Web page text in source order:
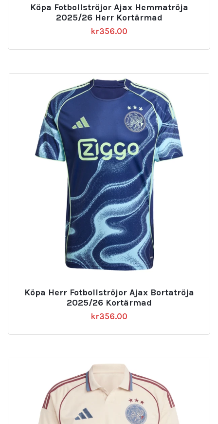
Köpa Fotbollströjor Ajax Hemmatröja
2025/26 Herr Kortärmad
kr356.00
Köpa Herr Fotbollströjor Ajax Bortatröja
2025/26 Kortärmad
kr356.00